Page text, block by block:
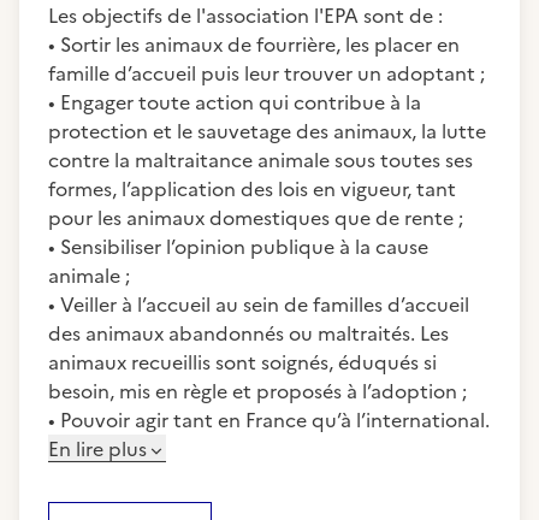
Les objectifs de l'association l'EPA sont de :
• Sortir les animaux de fourrière, les placer en
famille d’accueil puis leur trouver un adoptant ;
• Engager toute action qui contribue à la
protection et le sauvetage des animaux, la lutte
contre la maltraitance animale sous toutes ses
formes, l’application des lois en vigueur, tant
pour les animaux domestiques que de rente ;
• Sensibiliser l’opinion publique à la cause
animale ;
• Veiller à l’accueil au sein de familles d’accueil
des animaux abandonnés ou maltraités. Les
animaux recueillis sont soignés, éduqués si
besoin, mis en règle et proposés à l’adoption ;
• Pouvoir agir tant en France qu’à l’international.
En lire plus